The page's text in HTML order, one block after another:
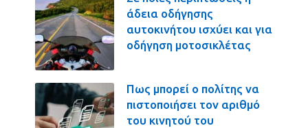
άδεια οδήγησης
αυτοκινήτου ισχύει και για
οδήγηση μοτοσικλέτας
Πως μπορεί ο πολίτης να
πιστοποιήσει τον αριθμό
του κινητού του